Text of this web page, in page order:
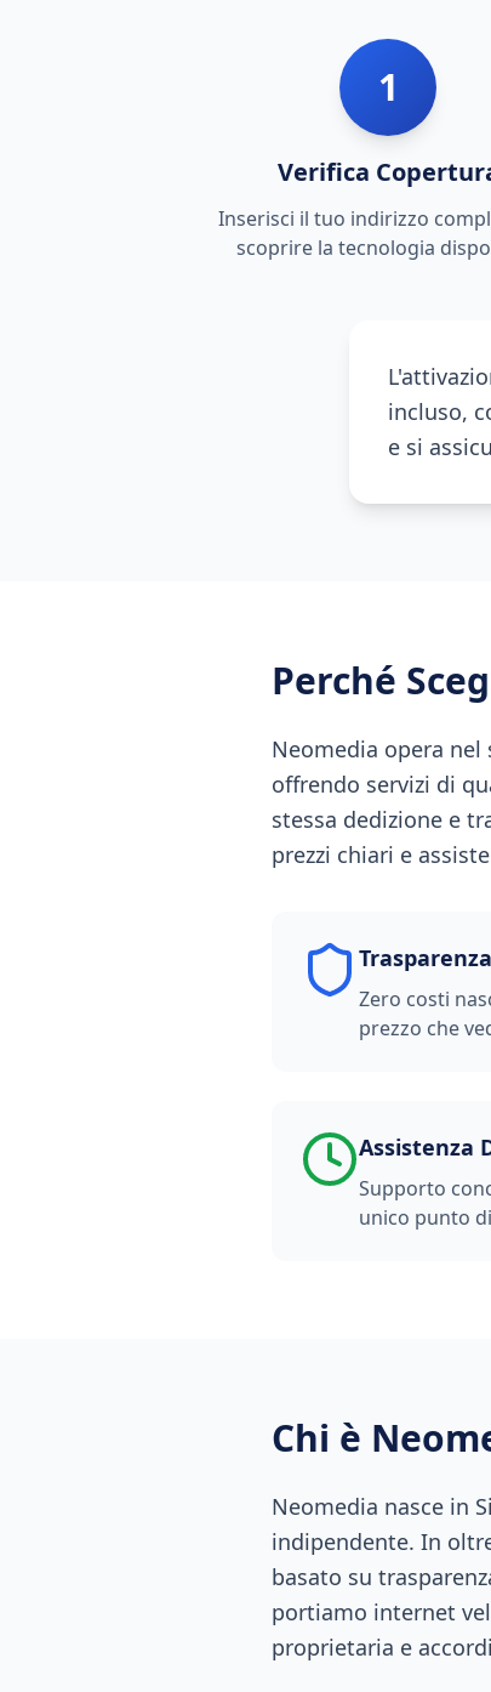
1
Verifica
Inserisci il tuo indirizzo
scoprire la tecnologia
incluso,
e si
Perché
Neomedia opera
offrendo servizi di
stessa dedizione e
prezzi chiari e
Zero costi
prezzo che
Assistenza
Supporto
unico punto
Chi è
Neomedia nasce in
indipendente. In
basato su
portiamo internet
proprietaria e